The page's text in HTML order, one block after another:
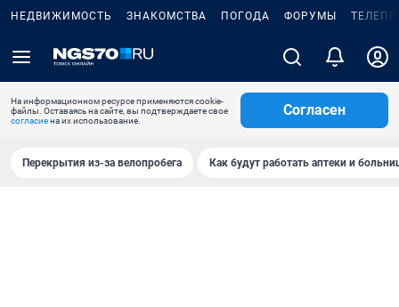
НЕДВИЖИМОСТЬ ЗНАКОМСТВА ПОГОДА ФОРУМЫ
На информационном ресурсе применяются cookie-
файлы. Оставаясь на сайте, вы подтверждаете свое
согласиена их использование.
Согласен
Перекрытия из-за велопробега Как будут работать аптеки и